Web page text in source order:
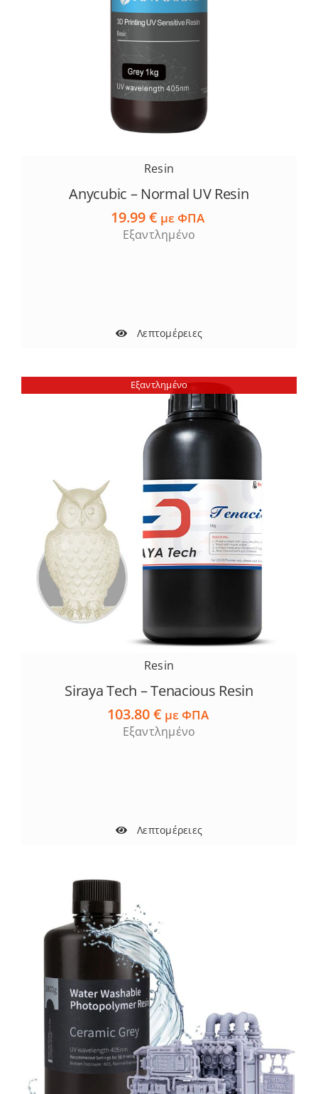
Resin
Anycubic – Normal UV Resin
19.99€ με ΦΠΑ
Εξαντλημένο
Λεπτομέρειες
Εξαντλημένο
Resin
Siraya Tech – Tenacious Resin
103.80€ με ΦΠΑ
Εξαντλημένο
Λεπτομέρειες